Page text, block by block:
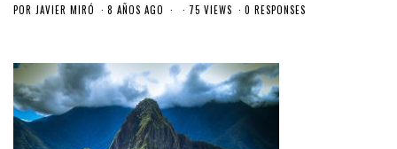
POR JAVIER MIRÓ 8 AÑOS AGO 75 VIEWS 0 RESPONSES